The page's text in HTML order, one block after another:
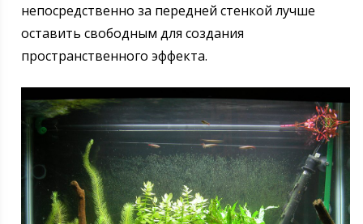
непосредственно за передней стенкой лучше
оставить свободным для создания
пространственного эффекта.